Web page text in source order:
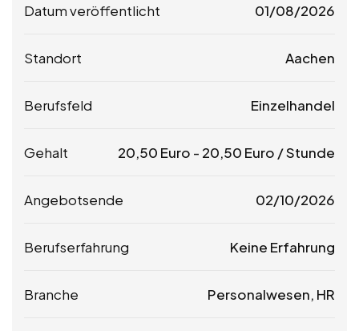
Datum veröffentlicht 01/08/2026
Standort Aachen
Berufsfeld Einzelhandel
Gehalt 20,50 Euro - 20,50 Euro / Stunde
Angebotsende 02/10/2026
Berufserfahrung Keine Erfahrung
Branche Personalwesen, HR